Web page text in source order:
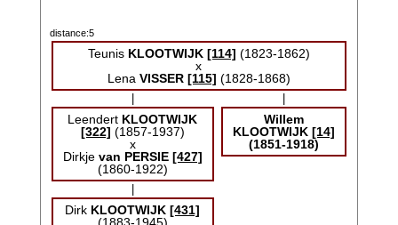
distance:5
Teunis KLOOTWIJK [114] (1823-1862)
x
Lena VISSER [115] (1828-1868)
Leendert KLOOTWIJK
[322] (1857-1937)
x
Dirkje van PERSIE [427]
(1860-1922)
Willem
KLOOTWIJK [14]
(1851-1918)
Dirk KLOOTWIJK [431]